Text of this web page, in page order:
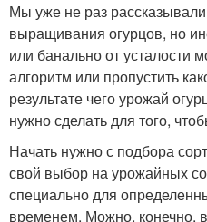
Мы уже не раз
выращивания огурцов, но
или банально от усталости
алгоритм или пропустить
результате чего урожай
нужно сделать для того,
Начать нужно с подбора
свой выбор на урожайных
специально для
временем. Можно, конечно,